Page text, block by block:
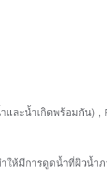
ะน้ำเกิดพร้อมกัน) ,
ห้มีการดูดน้ำที่ผิวน้